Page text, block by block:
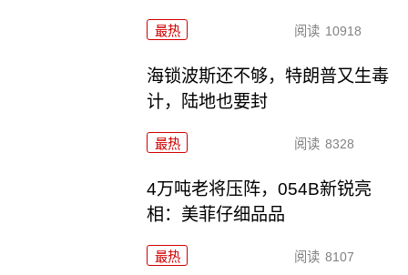
最热 阅读 10918
海锁波斯还不够，特朗普又生毒
计，陆地也要封
最热 阅读 8328
4万吨老将压阵，054B新锐亮
相：美菲仔细品品
最热 阅读 8107